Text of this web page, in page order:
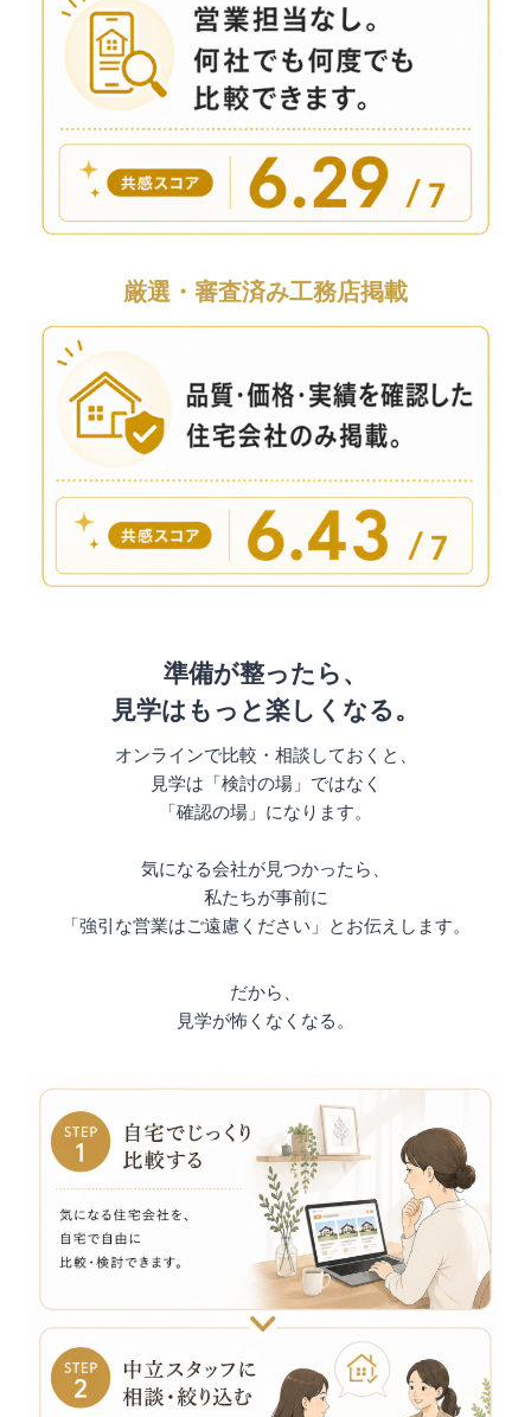
厳選・審査済み工務店掲載
準備が整ったら、
見学はもっと楽しくなる。
オンラインで比較・相談しておくと、
見学は「検討の場」ではなく
「確認の場」になります。
気になる会社が見つかったら、
私たちが事前に
「強引な営業はご遠慮ください」とお伝えします。
だから、
見学が怖くなくなる。